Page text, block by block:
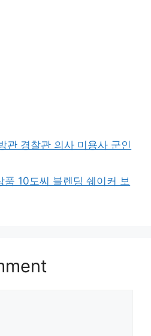
관 경찰관 의사 미용사 군인
10도씨 블렌딩 쉐이커 보